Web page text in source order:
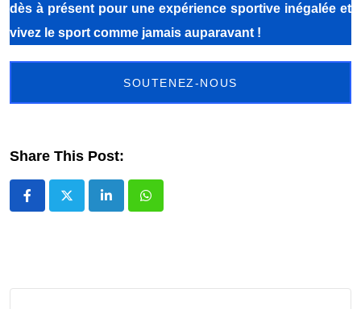
dès à présent pour une expérience sportive inégalée et
vivez le sport comme jamais auparavant !
SOUTENEZ-NOUS
Share This Post:
LinkedInWhatsapp